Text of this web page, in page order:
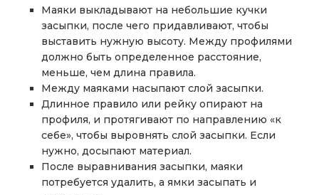
Маяки выкладывают на небольшие кучки
засыпки, после чего придавливают, чтобы
выставить нужную высоту. Между профилями
должно быть определенное расстояние,
меньше, чем длина правила.
Между маяками насыпают слой засыпки.
Длинное правило или рейку опирают на
профиля, и протягивают по направлению «к
себе», чтобы выровнять слой засыпки. Если
нужно, досыпают материал.
После выравнивания засыпки, маяки
потребуется удалить, а ямки засыпать и